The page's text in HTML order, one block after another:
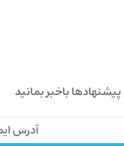
پیشنهادها باخبر بمانید